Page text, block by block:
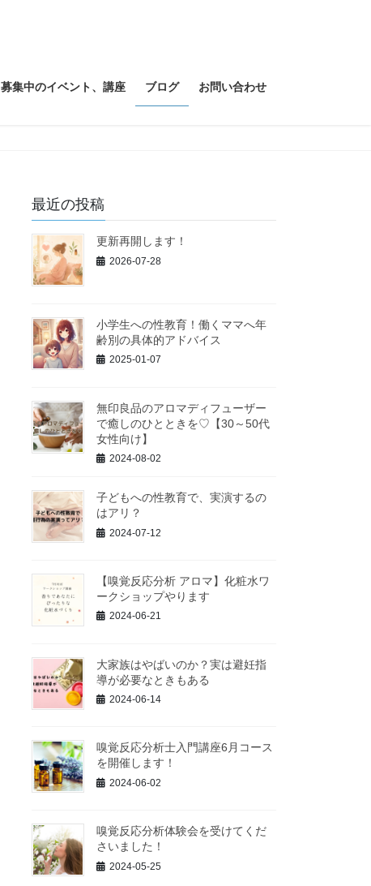
募集中のイベント、講座 ブログ お問い合わせ
最近の投稿
更新再開します！
2026-07-28
小学生への性教育！働くママへ年
齢別の具体的アドバイス
2025-01-07
無印良品のアロマディフューザー
で癒しのひとときを♡【30～50代
女性向け】
2024-08-02
子どもへの性教育で、実演するの
はアリ？
2024-07-12
【嗅覚反応分析 アロマ】化粧水ワ
ークショップやります
2024-06-21
大家族はやばいのか？実は避妊指
導が必要なときもある
2024-06-14
嗅覚反応分析士入門講座6月コース
を開催します！
2024-06-02
嗅覚反応分析体験会を受けてくだ
さいました！
2024-05-25